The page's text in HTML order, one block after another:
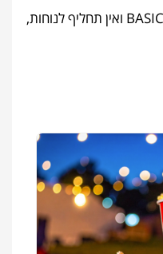
FOX • פוקס - היא מציעה אופנת קז'ואל בייסיק לכל המשפחה: נשים, גברים, ילדים ותינוקות, ומאמינים ש:BASIC IS BEAUTIFUL ואין תחליף לנוחות,